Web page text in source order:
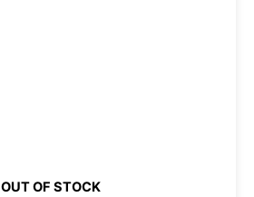
OUT OF STOCK